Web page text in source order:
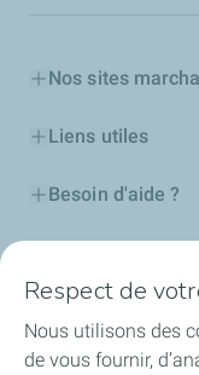
Nos sites
Liens utiles
Besoin d'aide ?
Certificats
Nos partenaires
Respect de
Nous utilisons des
de vous fournir,